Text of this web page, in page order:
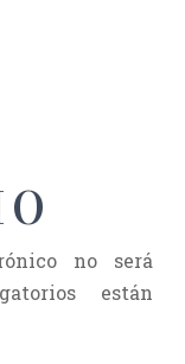
no será
están